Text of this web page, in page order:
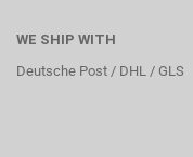
WE SHIP WITH
Deutsche Post / DHL / GLS